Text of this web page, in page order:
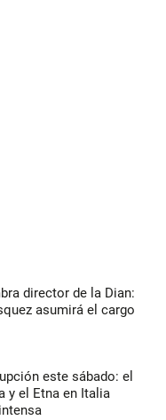
director de la Dian:
asumirá el cargo
este sábado: el
y el Etna en Italia